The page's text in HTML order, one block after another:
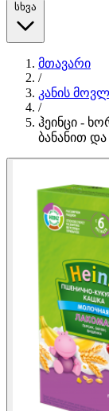
სხვა
მთავარი
/
კანის
/
ჰეინცი -
ბანანით